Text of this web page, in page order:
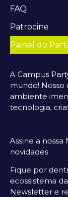
FAQ
Patrocine
Painel do
A Campus
mundo! Nosso
ambiente
tecnologia,
Assine a
novidades
Fique por
ecossistema
Newsletter e